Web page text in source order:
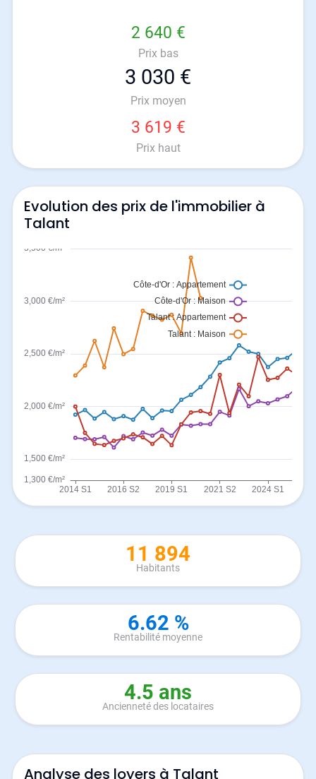
2 640 €
Prix bas
3 030 €
Prix moyen
3 619 €
Prix haut
Evolution des prix de l'immobilier à
Talant
11 894
Habitants
6.62 %
Rentabilité moyenne
4.5 ans
Ancienneté des locataires
Analyse des loyers à Talant